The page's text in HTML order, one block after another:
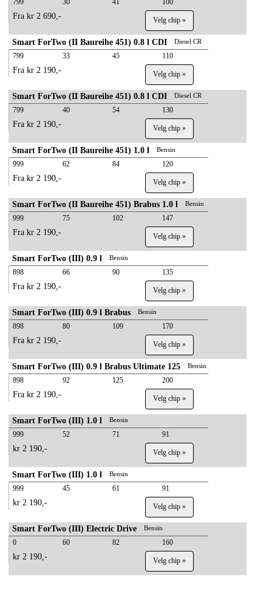
799 30 41 100
Fra kr 2 690,- Velg chip »
Smart ForTwo (II Baureihe 451) 0.8 l CDI Diesel CR
799 33 45 110
Fra kr 2 190,- Velg chip »
Smart ForTwo (II Baureihe 451) 0.8 l CDI Diesel CR
799 40 54 130
Fra kr 2 190,- Velg chip »
Smart ForTwo (II Baureihe 451) 1.0 l Bensin
999 62 84 120
Fra kr 2 190,- Velg chip »
Smart ForTwo (II Baureihe 451) Brabus 1.0 l Bensin
999 75 102 147
Fra kr 2 190,- Velg chip »
Smart ForTwo (III) 0.9 l Bensin
898 66 90 135
Fra kr 2 190,- Velg chip »
Smart ForTwo (III) 0.9 l Brabus Bensin
898 80 109 170
Fra kr 2 190,- Velg chip »
Smart ForTwo (III) 0.9 l Brabus Ultimate 125 Bensin
898 92 125 200
Fra kr 2 190,- Velg chip »
Smart ForTwo (III) 1.0 l Bensin
999 52 71 91
kr 2 190,- Velg chip »
Smart ForTwo (III) 1.0 l Bensin
999 45 61 91
kr 2 190,- Velg chip »
Smart ForTwo (III) Electric Drive Bensin
0 60 82 160
kr 2 190,- Velg chip »